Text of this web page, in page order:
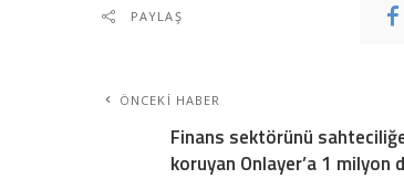
PAYLAŞ
ÖNCEKI HABER
Finans sektörünü
koruyan Onlayer’a 1 milyon